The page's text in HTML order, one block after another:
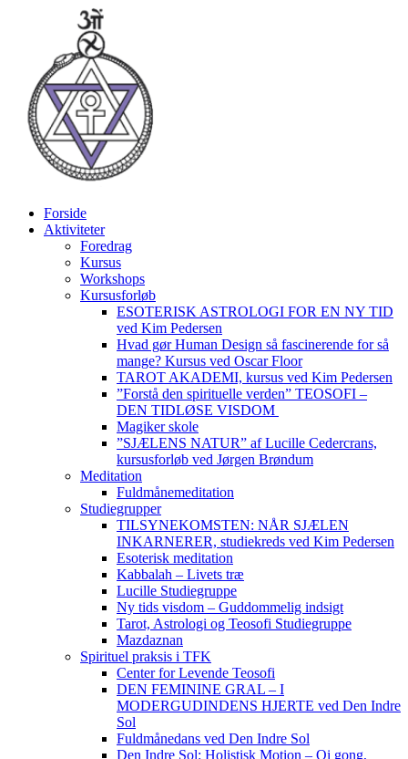
Forside
Aktiviteter
Foredrag
Kursus
Workshops
Kursusforløb
ESOTERISK ASTROLOGI FOR EN NY TID
ved Kim Pedersen
Hvad gør Human Design så fascinerende for så
mange? Kursus ved Oscar Floor
TAROT AKADEMI, kursus ved Kim Pedersen
”Forstå den spirituelle verden” TEOSOFI –
DEN TIDLØSE VISDOM
Magiker skole
”SJÆLENS NATUR” af Lucille Cedercrans,
kursusforløb ved Jørgen Brøndum
Meditation
Fuldmånemeditation
Studiegrupper
TILSYNEKOMSTEN: NÅR SJÆLEN
INKARNERER, studiekreds ved Kim Pedersen
Esoterisk meditation
Kabbalah – Livets træ
Lucille Studiegruppe
Ny tids visdom – Guddommelig indsigt
Tarot, Astrologi og Teosofi Studiegruppe
Mazdaznan
Spirituel praksis i TFK
Center for Levende Teosofi
DEN FEMININE GRAL – I
MODERGUDINDENS HJERTE ved Den Indre
Sol
Fuldmånedans ved Den Indre Sol
Den Indre Sol: Holistisk Motion – Qi gong,